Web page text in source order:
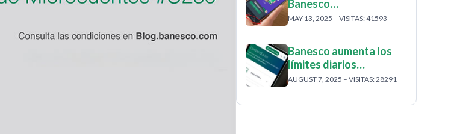
Banesco…
MAY 13, 2025 – VISITAS: 41593
Banesco aumenta los
límites diarios…
AUGUST 7, 2025 – VISITAS: 28291